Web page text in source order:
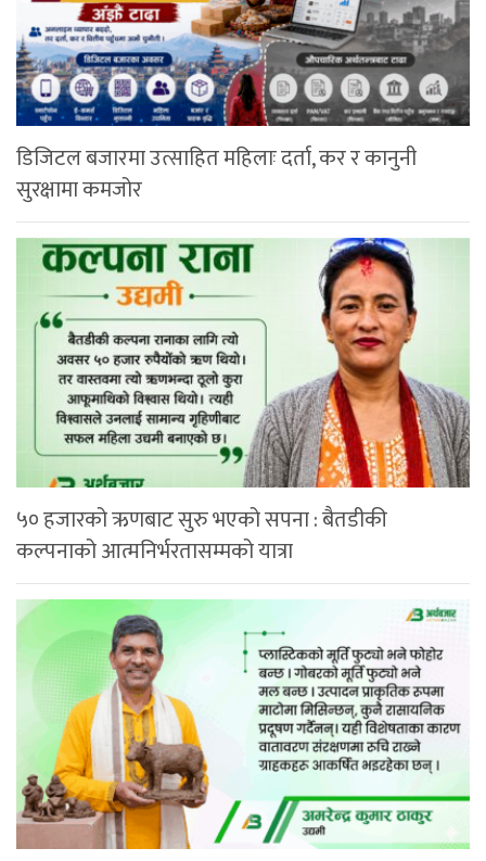
डिजिटल बजारमा उत्साहित महिलाः दर्ता, कर र कानुनी
सुरक्षामा कमजोर
५० हजारको ऋणबाट सुरु भएको सपना : बैतडीकी
कल्पनाको आत्मनिर्भरतासम्मको यात्रा